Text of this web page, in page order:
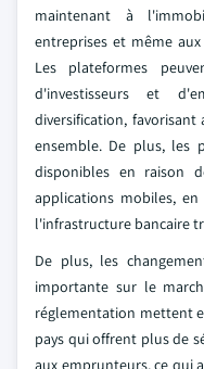
maintenant à
entreprises et même
Les plateformes
d'investisseurs et
diversification,
ensemble. De plus, les
disponibles en raison
applications mobiles,
l'infrastructure bancaire
De plus, les
importante sur le
réglementation mettent
pays qui offrent plus de
aux emprunteurs, ce qui